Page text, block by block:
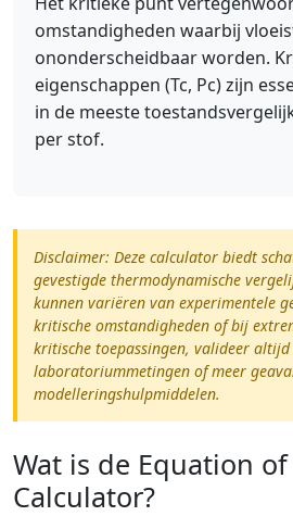
omstandigheden waarbij
ononderscheidbaar worden.
eigenschappen (Tc, Pc) zijn
in de meeste
per stof.
Disclaimer: Deze calculator biedt
gevestigde thermodynamische
kunnen variëren van experimentele
kritische omstandigheden of bij
kritische toepassingen, valideer
laboratoriummetingen of meer
modelleringshulpmiddelen.
Wat is de Equation of
Calculator?